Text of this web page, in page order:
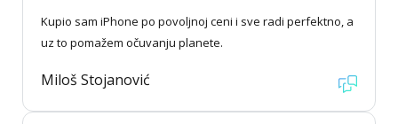
Kupio sam iPhone po povoljnoj ceni i sve radi perfektno, a
uz to pomažem očuvanju planete.
Miloš Stojanović